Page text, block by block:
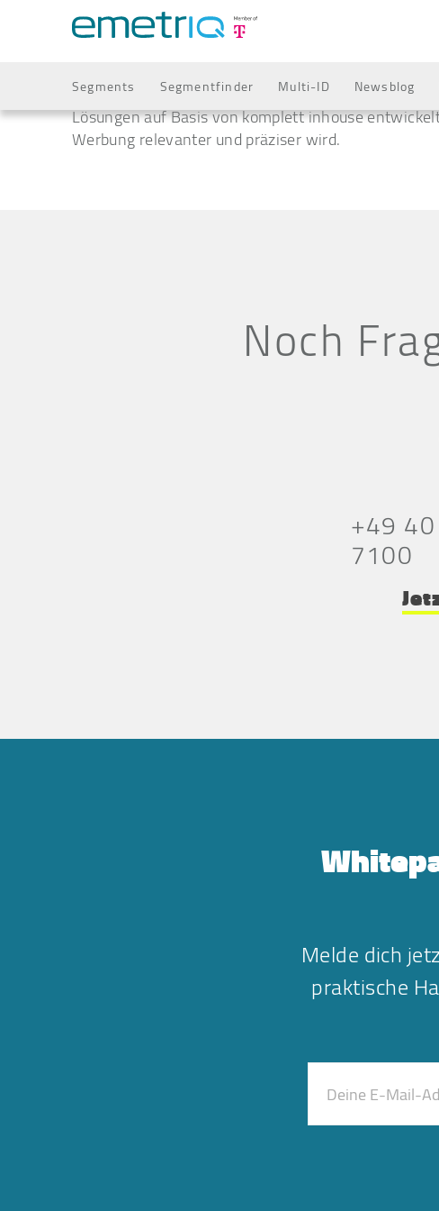
Segments Segmentfinder Multi-ID Newsblog
emetriq ist ein Anbieter für datengetriebene
Lösungen auf Basis von komplett inhouse
Werbung relevanter und präziser wird.
Noch
+49
7100
Melde dich
praktische